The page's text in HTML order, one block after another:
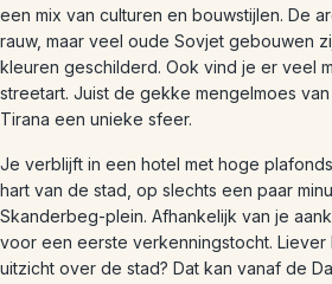
een mix van culturen en bouwstijlen. De
rauw, maar veel oude Sovjet gebouwen
kleuren geschilderd. Ook vind je er veel
streetart. Juist de gekke mengelmoes
Tirana een unieke sfeer.
Je verblijft in een hotel met hoge
hart van de stad, op slechts een paar
Skanderbeg-plein. Afhankelijk van je
voor een eerste verkenningstocht. Liever
uitzicht over de stad? Dat kan vanaf de